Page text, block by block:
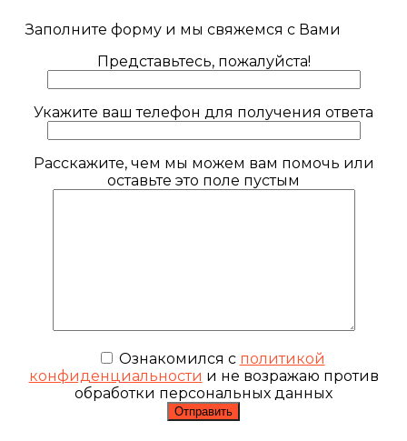
Заполните форму и мы свяжемся с Вами
Представьтесь, пожалуйста!
Укажите ваш телефон для получения ответа
Расскажите, чем мы можем вам помочь или
оставьте это поле пустым
Ознакомился с политикой
конфиденциальности и не возражаю против
обработки персональных данных